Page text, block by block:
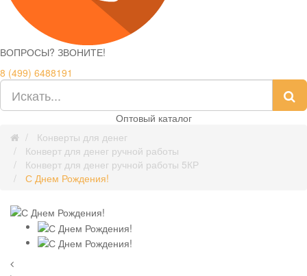
ВОПРОСЫ? ЗВОНИТЕ!
8 (499) 6488191
Оптовый каталог
Конверты для денег
Конверт для денег ручной работы
Конверт для денег ручной работы 5КР
С Днем Рождения!